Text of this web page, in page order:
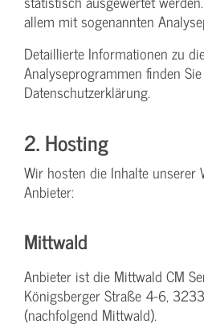
allem mit sogenannten
Detaillierte Informationen zu
Analyseprogrammen finden
Datenschutzerklärung.
2. Hosting
Wir hosten die Inhalte unserer
Anbieter:
Mittwald
Anbieter ist die Mittwald CM
Königsberger Straße 4-6,
(nachfolgend Mittwald).